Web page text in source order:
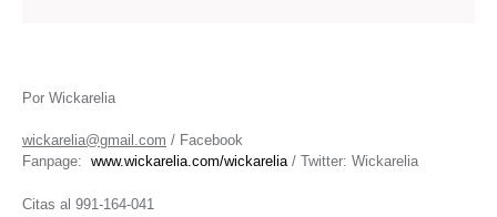
Por Wickarelia
wickarelia@gmail.com / Facebook
Fanpage: www.wickarelia.com/wickarelia/ Twitter: Wickarelia
Citas al 991-164-041